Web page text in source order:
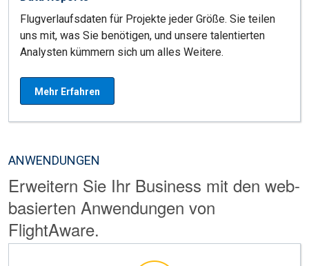
Flugverlaufsdaten für Projekte jeder Größe. Sie teilen
uns mit, was Sie benötigen, und unsere talentierten
Analysten kümmern sich um alles Weitere.
Mehr Erfahren
ANWENDUNGEN
Erweitern Sie Ihr Business mit den web-
basierten Anwendungen von
FlightAware.